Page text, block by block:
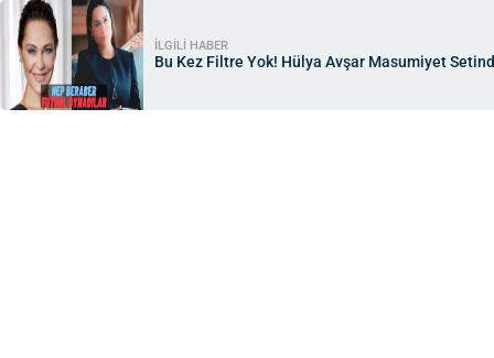
İLGİLİ HABER
Bu Kez Filtre Yok! Hülya Avşar Masumiyet